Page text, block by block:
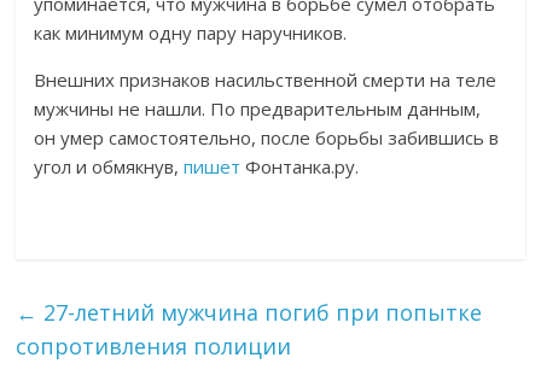
как минимум одну пару наручников.
Внешних признаков насильственной смерти на теле
мужчины не нашли. По предварительным данным,
он умер самостоятельно, после борьбы забившись в
угол и обмякнув,пишетФонтанка.ру.
← 27-летний мужчина погиб при попытке
сопротивления полиции